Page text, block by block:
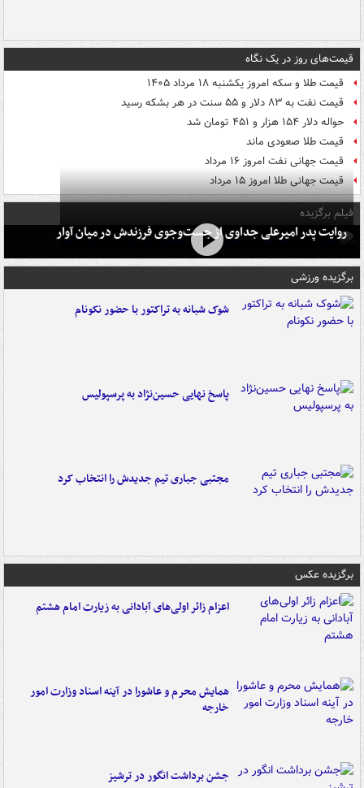
قیمت‌های روز در یک نگاه
قیمت طلا و سکه امروز یکشنبه ۱۸ مرداد ۱۴۰۵
قیمت نفت به ۸۳ دلار و ۵۵ سنت در هر بشکه رسید
حواله دلار ۱۵۴ هزار و ۴۵۱ تومان شد
قیمت طلا صعودی ماند
قیمت جهانی نفت امروز ۱۶ مرداد
قیمت جهانی طلا امروز ۱۵ مرداد
فیلم برگزیده
روایت پدر امیرعلی جداوی از جست‌وجوی فرزندش در میان آوار
برگزیده ورزشی
شوک شبانه به تراکتور با حضور نکونام
پاسخ نهایی حسین‌نژاد به پرسپولیس
مجتبی جباری تیم جدیدش را انتخاب کرد
برگزیده عکس
اعزام زائر اولی‌های آبادانی به زیارت امام هشتم
همایش محرم و عاشورا در آینه اسناد وزارت امور
خارجه
جشن برداشت انگور در ترشیز